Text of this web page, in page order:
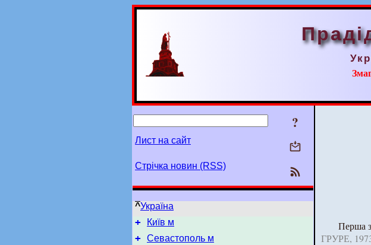
?
Лист на сайт
Стрічка новин (RSS)
^Україна
+ Київ м
+ Севастополь м
Перша
ГРУРЕ,